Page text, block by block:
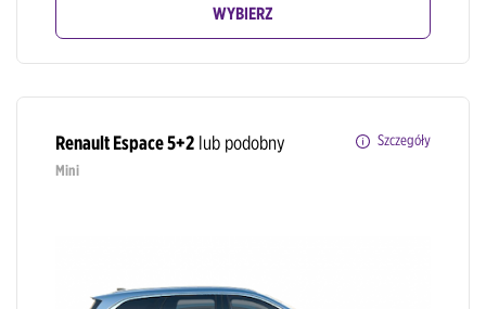
WYBIERZ
Renault Espace 5+2 lub podobny
Szczegóły
Mini